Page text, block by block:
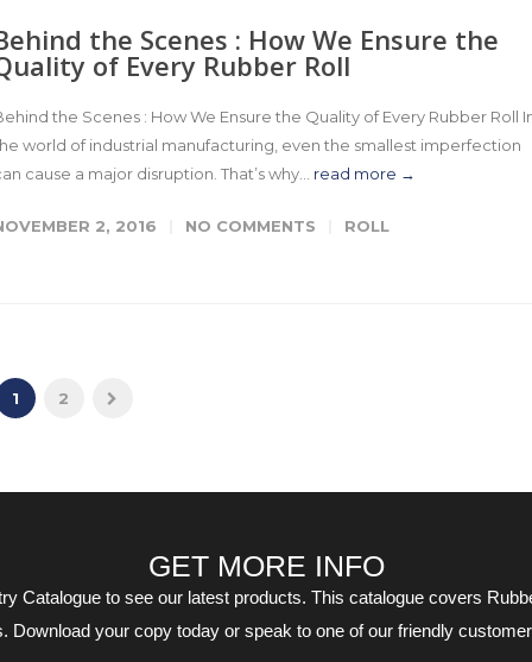
the Scenes : How We Ensure the
of Every Rubber Roll​
the Scenes : How We Ensure the Quality of Every Rubber Roll
world of industrial manufacturing, even the smallest imperfection
cause a major disruption. That’s why... read more →
2, 2016 NO COMMENTS ROLL
1 2
GET MORE INFO
Catalogue to see our latest products. This catalogue covers
Download your copy today or speak to one of our friendly